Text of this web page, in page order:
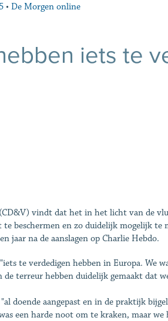
• De Morgen online
iets te
vindt dat het in het licht van de
beschermen en zo duidelijk mogelijk
jaar na de aanslagen op Charlie Hebdo.
te verdedigen hebben in Europa. We
de terreur hebben duidelijk gemaakt dat
doende aangepast en in de praktijk
een harde noot om te kraken, maar we